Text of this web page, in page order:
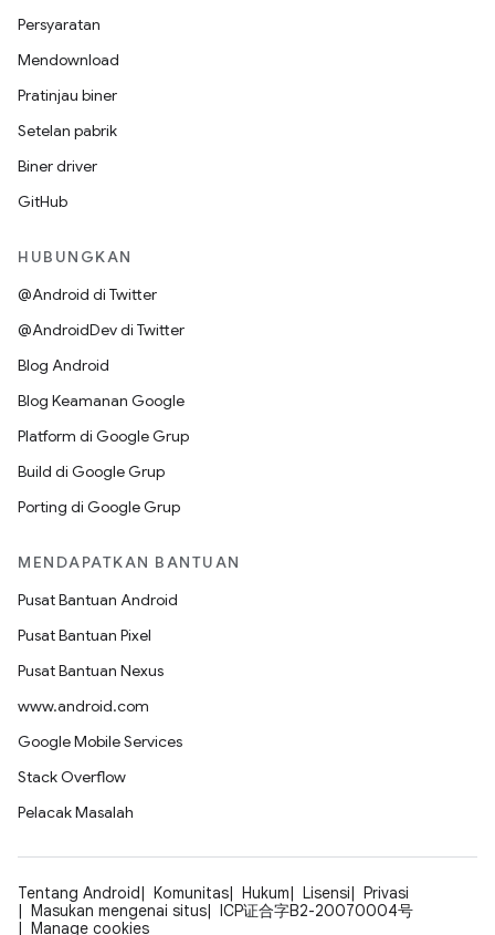
Persyaratan
Mendownload
Pratinjau biner
Setelan pabrik
Biner driver
GitHub
HUBUNGKAN
@Android di Twitter
@AndroidDev di Twitter
Blog Android
Blog Keamanan Google
Platform di Google Grup
Build di Google Grup
Porting di Google Grup
MENDAPATKAN BANTUAN
Pusat Bantuan Android
Pusat Bantuan Pixel
Pusat Bantuan Nexus
www.android.com
Google Mobile Services
Stack Overflow
Pelacak Masalah
Tentang Android Komunitas Hukum Lisensi
Privasi
Masukan mengenai situs
ICP证合字B2-20070004号
Manage cookies